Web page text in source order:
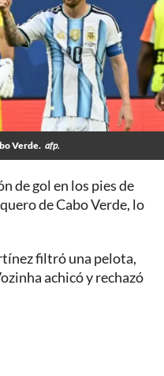
Verde. afp.
de gol en los pies de
de Cabo Verde, lo
filtró una pelota,
achicó y rechazó